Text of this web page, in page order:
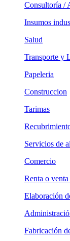
Consultoría /
Insumos
Salud
Transporte y
Papeleria
Construccion
Tarimas
Servicios de
Comercio
Renta o
Elaboración
Fabricación